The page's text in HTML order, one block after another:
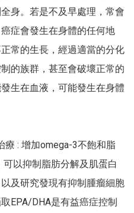
身。若是不及早處理，常會
症會發生在身體的任何地
常的生長，經過適當的分化
的族群，甚至會破壞正常的
生在血液，可能發生在身體
: 增加omega-3不飽和脂
以抑制脂肪分解及肌蛋白
及研究發現有抑制腫瘤細胞
EPA/DHA是有益癌症控制